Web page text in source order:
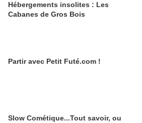
Hébergements insolites : Les
Cabanes de Gros Bois
Partir avec Petit Futé.com !
Slow Cométique...Tout savoir, ou